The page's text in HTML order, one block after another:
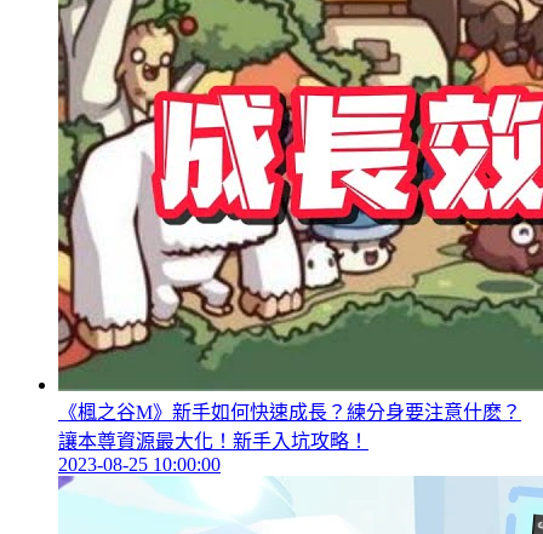
《楓之谷M》新手如何快速成長？練分身要注意什麽？
讓本尊資源最大化！新手入坑攻略！
2023-08-25 10:00:00